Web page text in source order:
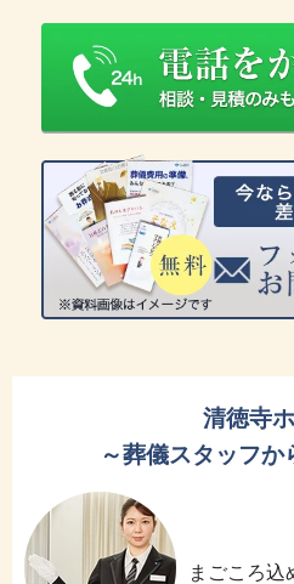
清徳寺
～葬儀スタッフか
まごころ込